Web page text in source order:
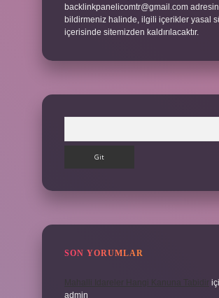
backlinkpanelicomtr@gmail.com
bildirmeniz halinde, ilgili içerikler yasal
içerisinde sitemizden kaldırılacaktır.
SON YORUMLAR
admin